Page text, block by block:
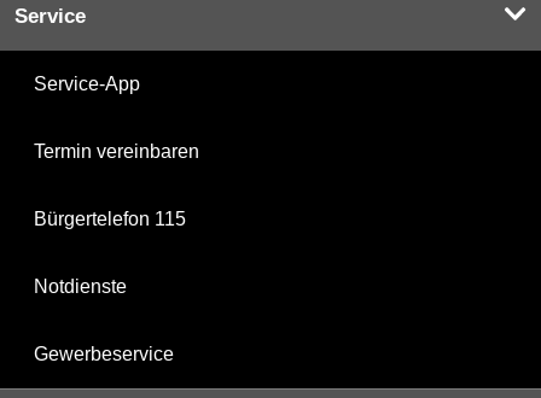
Service
Service-App
Termin vereinbaren
Bürgertelefon 115
Notdienste
Gewerbeservice